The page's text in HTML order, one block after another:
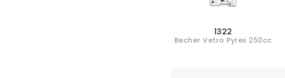
1322
Becher Vetro Pyrex 250cc